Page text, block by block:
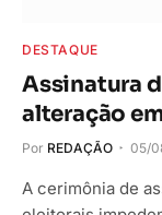
DESTAQUE
Assinatura
alteração
Por REDAÇÃO 05/
A cerimônia de